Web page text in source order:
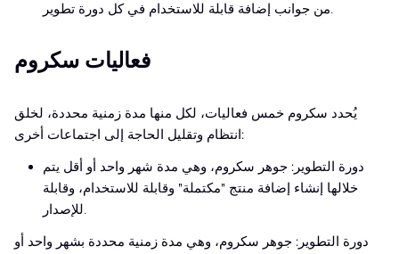
من جوانب إضافة قابلة للاستخدام في كل دورة تطوير.
فعاليات سكروم
يُحدد سكروم خمس فعاليات، لكل منها مدة زمنية محددة، لخلق
انتظام وتقليل الحاجة إلى اجتماعات أخرى:
دورة التطوير: جوهر سكروم، وهي مدة شهر واحد أو أقل يتم
خلالها إنشاء إضافة منتج "مكتملة" وقابلة للاستخدام، وقابلة
للإصدار.
دورة التطوير: جوهر سكروم، وهي مدة زمنية محددة بشهر واحد أو